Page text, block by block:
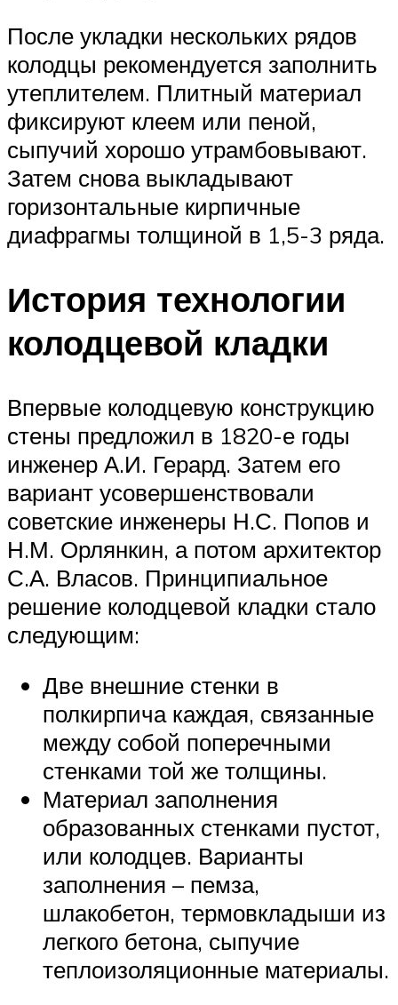
После укладки нескольких рядов
колодцы рекомендуется заполнить
утеплителем. Плитный материал
фиксируют клеем или пеной,
сыпучий хорошо утрамбовывают.
Затем снова выкладывают
горизонтальные кирпичные
диафрагмы толщиной в 1,5-3 ряда.
История технологии
колодцевой кладки
Впервые колодцевую конструкцию
стены предложил в 1820-е годы
инженер А.И. Герард. Затем его
вариант усовершенствовали
советские инженеры Н.С. Попов и
Н.М. Орлянкин, а потом архитектор
С.А. Власов. Принципиальное
решение колодцевой кладки стало
следующим:
Две внешние стенки в
полкирпича каждая, связанные
между собой поперечными
стенками той же толщины.
Материал заполнения
образованных стенками пустот,
или колодцев. Варианты
заполнения – пемза,
шлакобетон, термовкладыши из
легкого бетона, сыпучие
теплоизоляционные материалы.